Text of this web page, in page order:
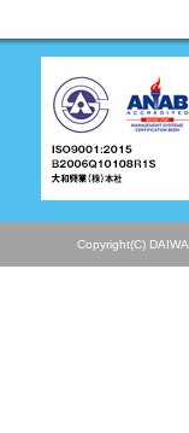
Copyright(C)